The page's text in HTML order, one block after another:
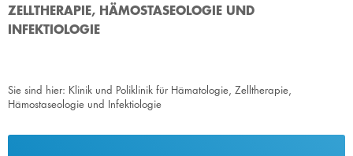
ZELLTHERAPIE, HÄMOSTASEOLOGIE UND
INFEKTIOLOGIE
Sie sind hier: Klinik und Poliklinik für Hämatologie, Zelltherapie,
Hämostaseologie und Infektiologie